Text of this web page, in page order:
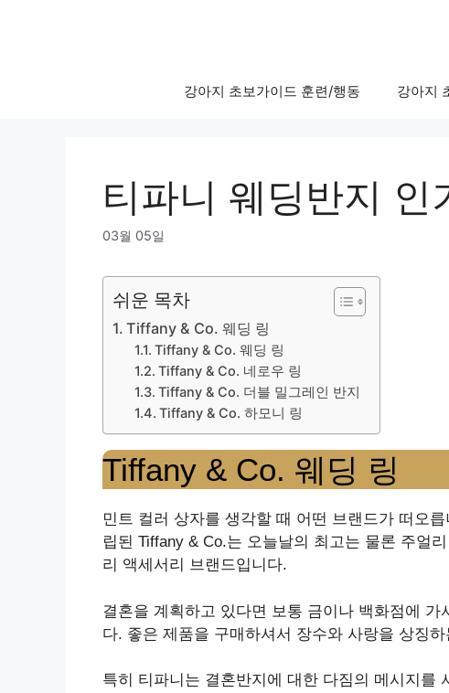
강아지 초보가이드 훈련/행동 강아지
티파니 웨딩반지
03월 05일
쉬운 목차
Tiffany & Co. 웨딩 링
Tiffany & Co. 웨딩 링
Tiffany & Co. 네로우 링
Tiffany & Co. 더블 밀그레인 반지
Tiffany & Co. 하모니 링
Tiffany & Co. 웨딩 링
민트 컬러 상자를 생각할 때 어떤 브랜드가 떠오
립된 Tiffany & Co.는 오늘날의 최고는 물론 주얼
리 액세서리 브랜드입니다.
결혼을 계획하고 있다면 보통 금이나 백화점에
다. 좋은 제품을 구매하셔서 장수와 사랑을 상징
특히 티파니는 결혼반지에 대한 다짐의 메시지를